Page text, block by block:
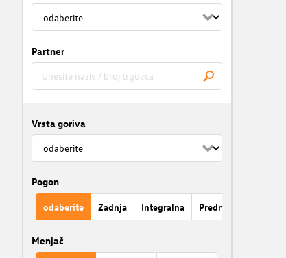
Partner
Vrsta goriva
Pogon
odaberite Zadnja Integralna Prednja
Menjač